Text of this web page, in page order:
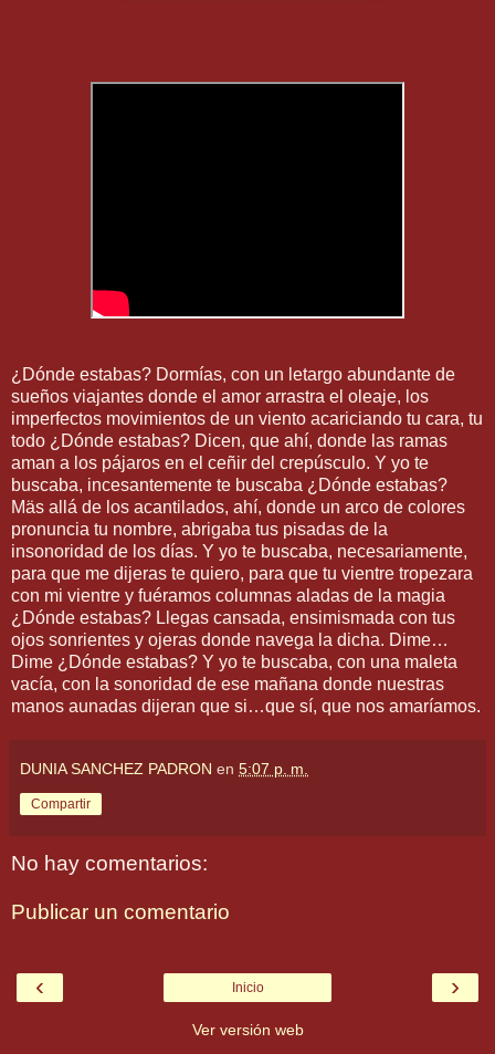
¿Dónde estabas? Dormías, con un letargo abundante de
sueños viajantes donde el amor arrastra el oleaje, los
imperfectos movimientos de un viento acariciando tu cara, tu
todo ¿Dónde estabas? Dicen, que ahí, donde las ramas
aman a los pájaros en el ceñir del crepúsculo. Y yo te
buscaba, incesantemente te buscaba ¿Dónde estabas?
Mäs allá de los acantilados, ahí, donde un arco de colores
pronuncia tu nombre, abrigaba tus pisadas de la
insonoridad de los días. Y yo te buscaba, necesariamente,
para que me dijeras te quiero, para que tu vientre tropezara
con mi vientre y fuéramos columnas aladas de la magia
¿Dónde estabas? Llegas cansada, ensimismada con tus
ojos sonrientes y ojeras donde navega la dicha. Dime…
Dime ¿Dónde estabas? Y yo te buscaba, con una maleta
vacía, con la sonoridad de ese mañana donde nuestras
manos aunadas dijeran que si…que sí, que nos amaríamos.
DUNIA SANCHEZ PADRON en 5:07 p. m.
Compartir
No hay comentarios:
Publicar un comentario
‹ ›
Inicio
Ver versión web